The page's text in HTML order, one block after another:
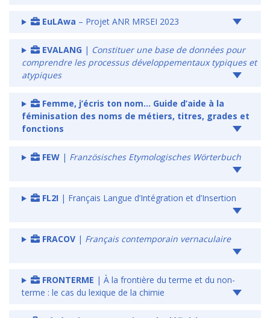
EuLAwa – Projet ANR MRSEI 2023
EVALANG| Constituer une base de données pour
comprendre les processus développementaux typiques et
atypiques
Femme, j’écris ton nom… Guide d’aide à la
féminisation des noms de métiers, titres, grades et
fonctions
FEW| Französisches Etymologisches Wörterbuch
FL2I| Français Langue d’Intégration et d’Insertion
FRACOV| Français contemporain vernaculaire
FRONTERME | À la frontière du terme et du non-
terme : le cas du lexique de la chimie